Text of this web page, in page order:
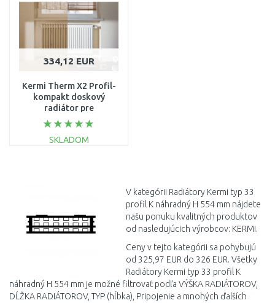
334,12 EUR
Kermi Therm X2 Profil-
kompakt doskový
radiátor pre
rekonštrukcie 33 554 /
1300 FK033D513
SKLADOM
V kategórii Radiátory Kermi typ 33
profil K náhradný H 554 mm nájdete
našu ponuku kvalitných produktov
od nasledujúcich výrobcov: KERMI.
Ceny v tejto kategórii sa pohybujú
od 325,97 EUR do 326 EUR. Všetky
Radiátory Kermi typ 33 profil K
náhradný H 554 mm je možné filtrovať podľa VÝŠKA RADIÁTOROV,
DĹŽKA RADIÁTOROV, TYP (hĺbka), Pripojenie a mnohých ďalších